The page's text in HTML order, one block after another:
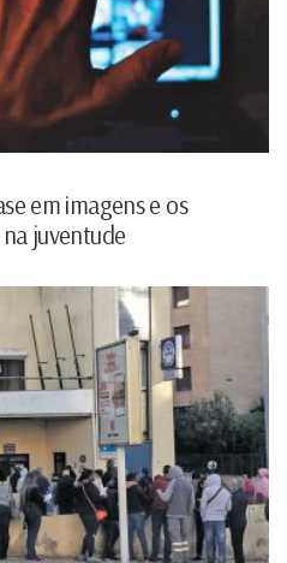
em imagens e os
juventude